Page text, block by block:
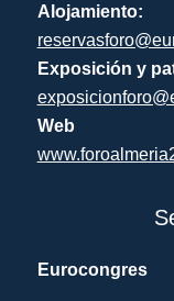
Alojamiento:
Exposición y
Web
Eurocongres